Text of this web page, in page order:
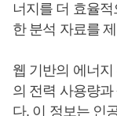
너지를 더 효율
한 분석 자료를
웹 기반의 에너
의 전력 사용량
다. 이 정보는 인